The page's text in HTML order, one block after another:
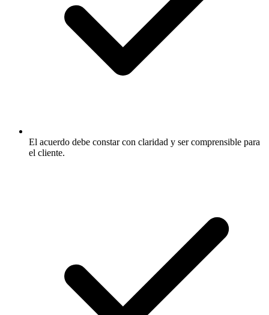
El acuerdo debe constar con claridad y ser comprensible para
el cliente.